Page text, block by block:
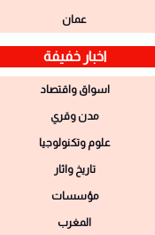
عمان
اخبار خفيفة
اسواق واقتصاد
مدن وقري
علوم وتكنولوجيا
تاريخ واثار
مؤسسات
المغرب